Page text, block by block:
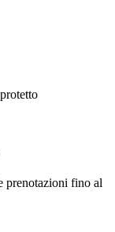
prenotazioni fino al